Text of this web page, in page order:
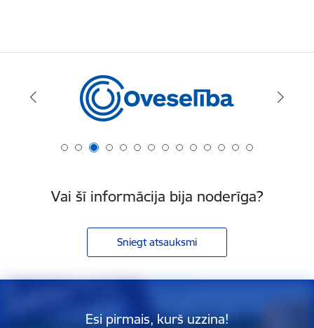
Vai šī informācija bija noderīga?
Sniegt atsauksmi
Esi pirmais, kurš uzzina!